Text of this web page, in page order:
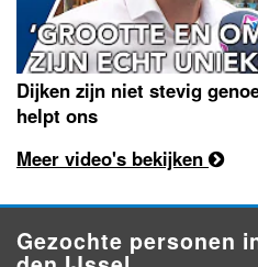
Dijken zijn niet stevig
helpt ons
Meer video's bekijken
Gezochte personen